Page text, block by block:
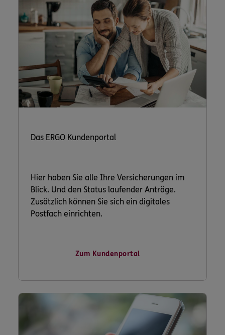
Das ERGO Kundenportal
Hier haben Sie alle Ihre Versicherungen im
Blick. Und den Status laufender Anträge.
Zusätzlich können Sie sich ein digitales
Postfach einrichten.
Zum Kundenportal